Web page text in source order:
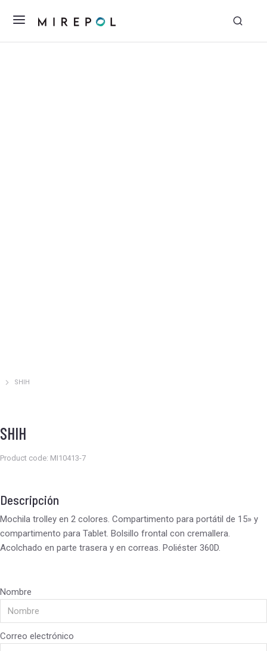
Estás aquí:
SHIH
SHIH
Product code: MI10413-7
Descripción
Mochila trolley en 2 colores. Compartimento para portátil de 15» y
compartimento para Tablet. Bolsillo frontal con cremallera.
Acolchado en parte trasera y en correas. Poliéster 360D.
Nombre
Correo electrónico